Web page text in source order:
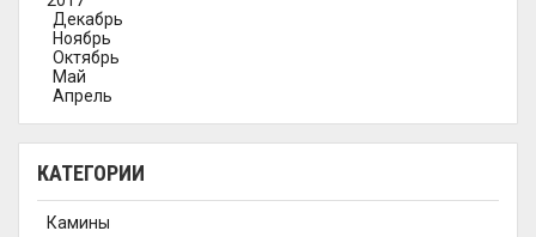
Декабрь
Ноябрь
Октябрь
Май
Апрель
КАТЕГОРИИ
Камины